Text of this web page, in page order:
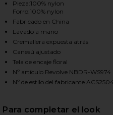
2 of 4 Elliot Corset Top in
ELLIOT CORSET
ELLIOT CORSET
ELLIOT CORSET
Pieza:100% nylon
Forro:100% nylon
Fabricado en China
Lavado a mano
Cremallera expuesta atrás
Canesú ajustado
Tela de encaje floral
Nº artículo Revolve NBDR-WS974
Nº de estilo del fabricante
Para completar el look